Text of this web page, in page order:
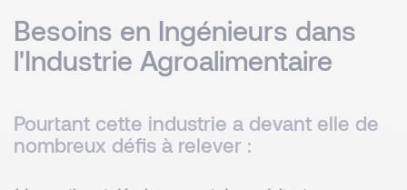
Besoins en Ingénieurs dans
l'Industrie Agroalimentaire
Pourtant cette industrie a devant elle de
nombreux défis à relever :